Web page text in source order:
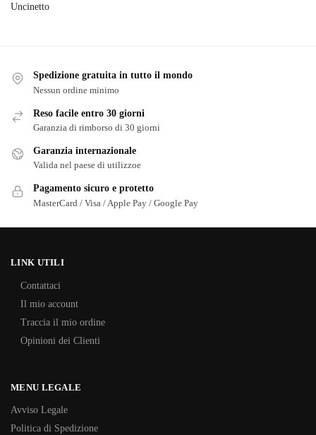
Uncinetto
Spedizione gratuita in tutto il mondo
Nessun ordine minimo
Reso facile entro 30 giorni
Garanzia di rimborso di 30 giorni
Garanzia internazionale
Valida nel paese di utilizzoe
Pagamento sicuro e protetto
MasterCard / Visa / Apple Pay / Google Pay
LINK UTILI
Contattaci
Il mio account
Traccia il mio ordine
Opinioni dei Clienti
MENU LEGALE
Avviso Legale
Politica di Spedizione